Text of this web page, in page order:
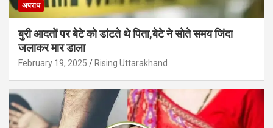
अपराध
बुरी आदतों पर बेटे को डांटते थे पिता,बेटे ने सोते समय जिंदा
जलाकर मार डाला
February 19, 2025 Rising Uttarakhand